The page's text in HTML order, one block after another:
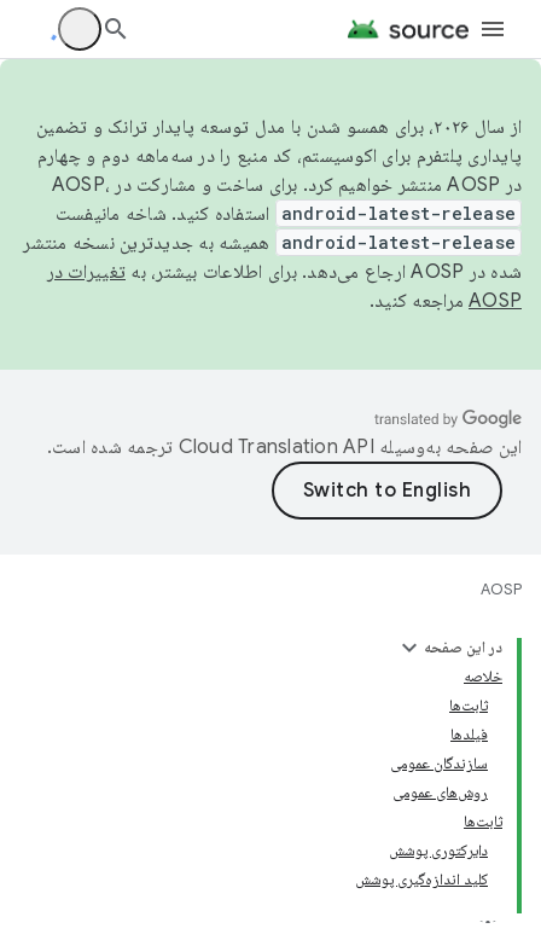
از سال ۲۰۲۶، برای همسو شدن با مدل توسعه پایدار ترانک و تضمین
پایداری پلتفرم برای اکوسیستم، کد منبع را در سه‌ماهه دوم و چهارم
در AOSP منتشر خواهیم کرد. برای ساخت و مشارکت در AOSP،
android-latest-release استفاده کنید. شاخه مانیفست
android-latest-release
همیشه به جدیدترین نسخه منتشر
شده در AOSP ارجاع می‌دهد. برای اطلاعات بیشتر، به
تغییرات در
AOSP مراجعه کنید.
این صفحه به‌وسیله ترجمه شده است.
AOSP
در این صفحه
خلاصه
ثابت‌ها
فیلدها
سازندگان عمومی
روش‌های عمومی
ثابت‌ها
دایرکتوری پوشش
کلید اندازه‌گیری پوشش